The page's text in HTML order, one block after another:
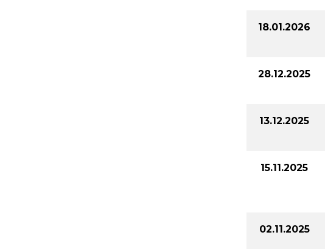
18.01.2026
28.12.2025
13.12.2025
15.11.2025
02.11.2025